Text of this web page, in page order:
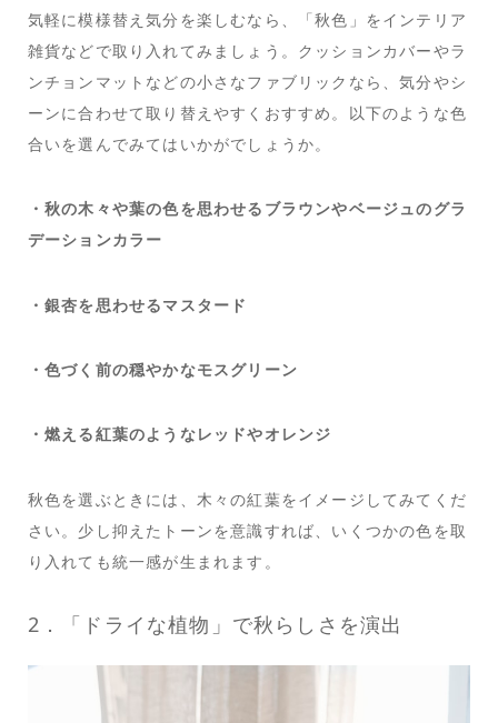
気軽に模様替え気分を楽しむなら、「秋色」をインテリア
雑貨などで取り入れてみましょう。クッションカバーやラ
ンチョンマットなどの小さなファブリックなら、気分やシ
ーンに合わせて取り替えやすくおすすめ。以下のような色
合いを選んでみてはいかがでしょうか。
・秋の木々や葉の色を思わせるブラウンやベージュのグラ
デーションカラー
・銀杏を思わせるマスタード
・色づく前の穏やかなモスグリーン
・燃える紅葉のようなレッドやオレンジ
秋色を選ぶときには、木々の紅葉をイメージしてみてくだ
さい。少し抑えたトーンを意識すれば、いくつかの色を取
り入れても統一感が生まれます。
2．「ドライな植物」で秋らしさを演出